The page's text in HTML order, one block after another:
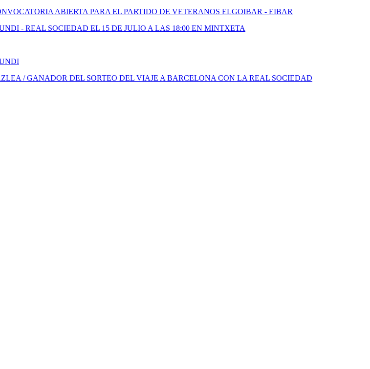
ABIERTA PARA EL PARTIDO DE VETERANOS ELGOIBAR - EIBAR
- REAL SOCIEDAD EL 15 DE JULIO A LAS 18:00 EN MINTXETA
/ GANADOR DEL SORTEO DEL VIAJE A BARCELONA CON LA REAL SOCIEDAD